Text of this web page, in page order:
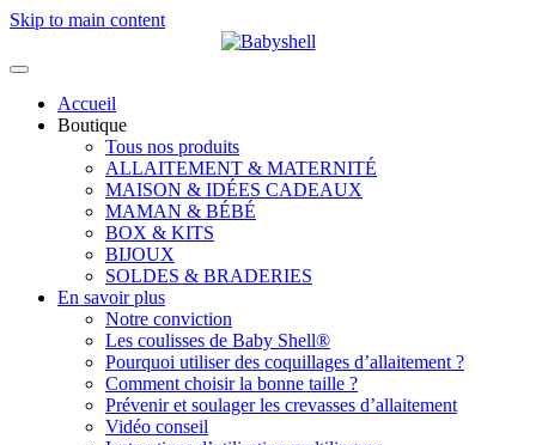
Skip to main content
Accueil
Boutique
Tous nos produits
ALLAITEMENT & MATERNITÉ
MAISON & IDÉES CADEAUX
MAMAN & BÉBÉ
BOX & KITS
BIJOUX
SOLDES & BRADERIES
En savoir plus
Notre conviction
Les coulisses de Baby Shell®
Pourquoi utiliser des coquillages d’allaitement ?
Comment choisir la bonne taille ?
Prévenir et soulager les crevasses d’allaitement
Vidéo conseil